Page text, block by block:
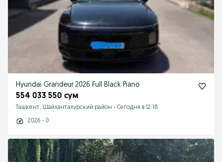
Hyundai Grandeur 2026 Full Black Piano
554 033 550 сум
Ташкент, Шайхантахурский район - Сегодня в 12:18
2026 - 0